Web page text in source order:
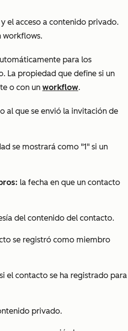
el acceso a contenido privado.
workflows.
para los
La propiedad que define si un
o con un workflow.
al que se envió la invitación de
se mostrará como "1" si un
la fecha en que un contacto
del contenido del contacto.
se registró como miembro
el contacto se ha registrado para
privado.